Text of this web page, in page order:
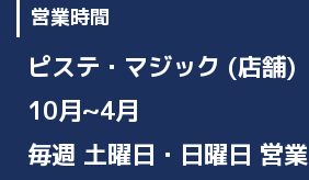
営業時間
ピステ・マジック (店舗)
10月~4月
毎週 土曜日・日曜日 営業